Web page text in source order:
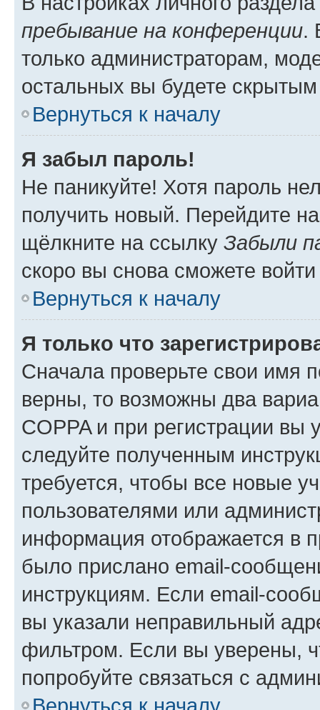
пребывание на конференции.
только администраторам,
остальных вы будете
Вернуться к началу
Я забыл пароль!
Не паникуйте! Хотя пароль
получить новый. Перейдите
щёлкните на ссылку Забыли
скоро вы снова сможете
Вернуться к началу
Я только что
Сначала проверьте свои имя
верны, то возможны два
COPPA и при регистрации вы
следуйте полученным
требуется, чтобы все новые
пользователями или
информация отображается в
было прислано email-
инструкциям. Если email-
вы указали неправильный
фильтром. Если вы уверены,
попробуйте связаться с
Вернуться к началу